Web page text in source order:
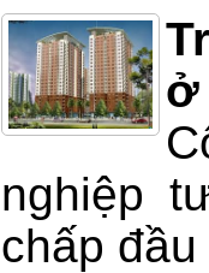
ở
nghiệp
chấp